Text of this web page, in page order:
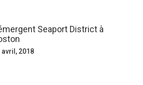
Seaport District à
avril, 2018